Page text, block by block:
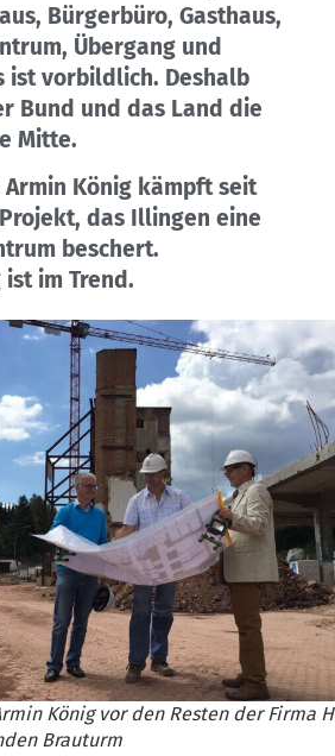
Bürgerbüro, Gasthaus,
Übergang und
ist vorbildlich. Deshalb
Bund und das Land die
Mitte.
König kämpft seit
das Illingen eine
beschert.
im Trend.
König vor den Resten der Firma
Brauturm